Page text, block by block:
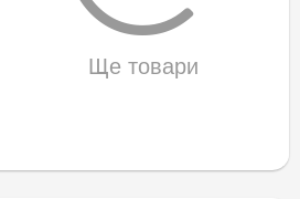
Ще товари